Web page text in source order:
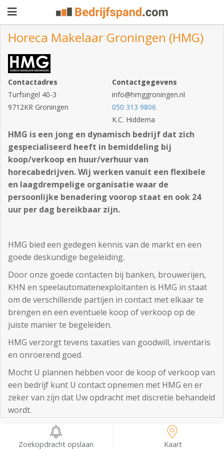
Pand
aanbieden
Pand
zoeken
adverteren
Premium
adverteren
Blog
Registreren
Horeca Makelaar Groningen (HMG)
Contactadres
Turfsingel 40-3
9712KR Groningen
Contactgegevens
info@hmggroningen.nl
050 313 9806
K.C. Hiddema
HMG is een jong en dynamisch bedrijf dat zich
gespecialiseerd heeft in bemiddeling bij
koop/verkoop en huur/verhuur van
horecabedrijven. Wij werken vanuit een flexibele
en laagdrempelige organisatie waar de
persoonlijke benadering voorop staat en ook 24
uur per dag bereikbaar zijn.
HMG bied een gedegen kennis van de markt en een
goede deskundige begeleiding.
Door onze goede contacten bij banken, brouwerijen,
KHN en speelautomatenexploitanten is HMG in staat
om de verschillende partijen in contact met elkaar te
brengen en een eventuele koop of verkoop op de
juiste manier te begeleiden.
HMG verzorgt tevens taxaties van goodwill, inventaris
en onroerend goed.
Mocht U plannen hebben voor de koop of verkoop van
een bedrijf kunt U contact opnemen met HMG en er
zeker van zijn dat Uw opdracht met discretie behandeld
wordt.
Ulrum
Zoekopdracht opslaan Kaart